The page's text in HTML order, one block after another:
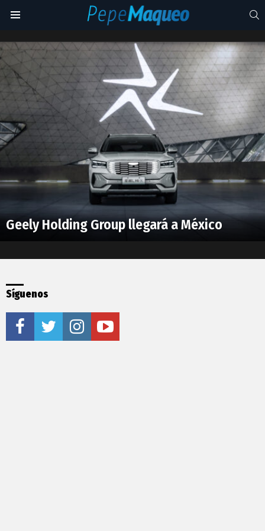
Geely
en
Xi’an
Latest
stories
Geely Holding Group llegará a México
Síguenos
facebooktwitter instagramyoutube